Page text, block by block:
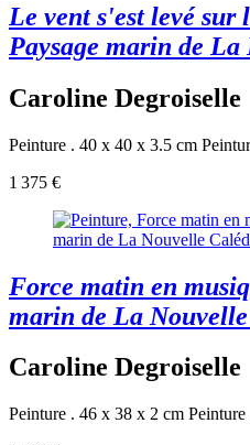
Le vent s'est levé
Paysage marin de
Caroline Degroiselle
Peinture . 40 x 40 x 3.5 cm
1 375 €
Force matin en
marin de La
Caroline Degroiselle
Peinture . 46 x 38 x 2 cm